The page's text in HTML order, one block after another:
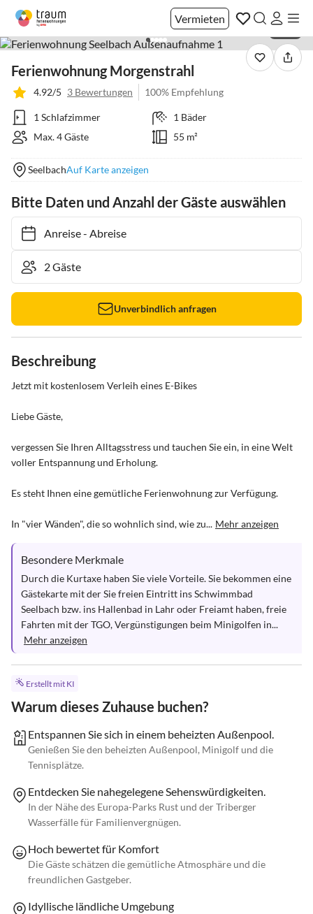
Vermieten
Ferienwohnung Morgenstrahl
4.92/5 3 Bewertungen 100% Empfehlung
1 Schlafzimmer
1 Bäder
Max. 4 Gäste
55 m²
SeelbachAuf Karte anzeigen
Bitte Daten und Anzahl der Gäste auswählen
Anreise- Abreise
Unverbindlich anfragen
Beschreibung
Jetzt mit kostenlosem Verleih eines E-Bikes
Liebe Gäste,
vergessen Sie Ihren Alltagsstress und tauchen Sie ein, in eine Welt
voller Entspannung und Erholung.
Es steht Ihnen eine gemütliche Ferienwohnung zur Verfügung.
In "vier Wänden", die so wohnlich sind, wie zu... Mehr anzeigen
Besondere Merkmale
Durch die Kurtaxe haben Sie viele Vorteile. Sie bekommen eine
Gästekarte mit der Sie freien Eintritt ins Schwimmbad
Seelbach bzw. ins Hallenbad in Lahr oder Freiamt haben, freie
Fahrten mit der TGO, Vergünstigungen beim Minigolfen in...
Mehr anzeigen
Erstellt mit KI
Warum dieses Zuhause buchen?
Entspannen Sie sich in einem beheizten Außenpool.
Genießen Sie den beheizten Außenpool, Minigolf und die
Tennisplätze.
Entdecken Sie nahegelegene Sehenswürdigkeiten.
In der Nähe des Europa-Parks Rust und der Triberger
Wasserfälle für Familienvergnügen.
Hoch bewertet für Komfort
Die Gäste schätzen die gemütliche Atmosphäre und die
freundlichen Gastgeber.
Idyllische ländliche Umgebung